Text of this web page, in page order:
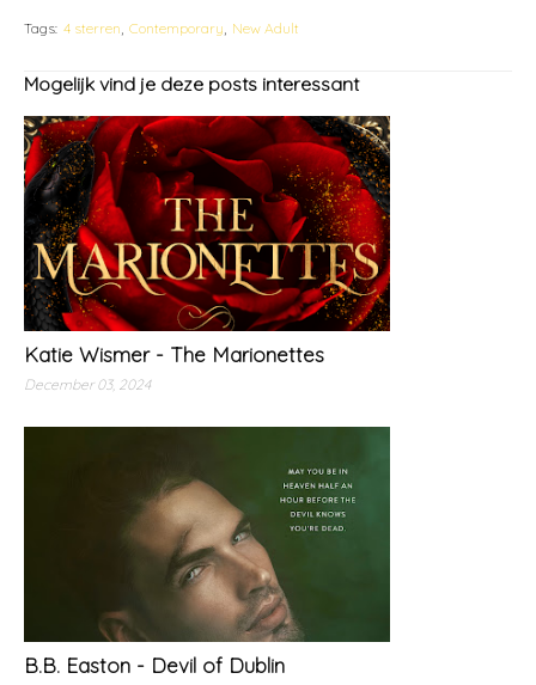
Tags: 4 sterren Contemporary New Adult
Mogelijk vind je deze posts interessant
Katie Wismer - The Marionettes
December 03, 2024
B.B. Easton - Devil of Dublin